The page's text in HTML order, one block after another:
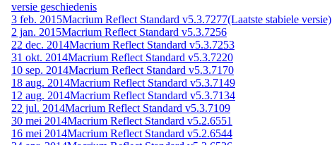
versie geschiedenis
3 feb. 2015Macrium Reflect Standard v5.3.7277(Laatste stabiele versie)
2 jan. 2015Macrium Reflect Standard v5.3.7256
22 dec. 2014Macrium Reflect Standard v5.3.7253
31 okt. 2014Macrium Reflect Standard v5.3.7220
10 sep. 2014Macrium Reflect Standard v5.3.7170
18 aug. 2014Macrium Reflect Standard v5.3.7149
12 aug. 2014Macrium Reflect Standard v5.3.7134
22 jul. 2014Macrium Reflect Standard v5.3.7109
30 mei 2014Macrium Reflect Standard v5.2.6551
16 mei 2014Macrium Reflect Standard v5.2.6544